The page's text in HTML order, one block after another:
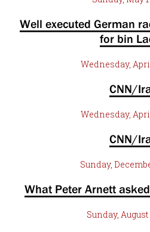
Well executed German
for bin
Wednesday,
CNN/
Wednesday,
CNN/
Sunday,
What Peter Arnett
Sunday, August